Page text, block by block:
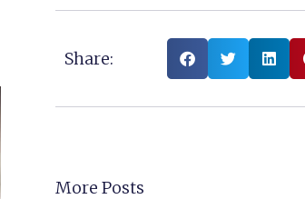
Share:
More Posts